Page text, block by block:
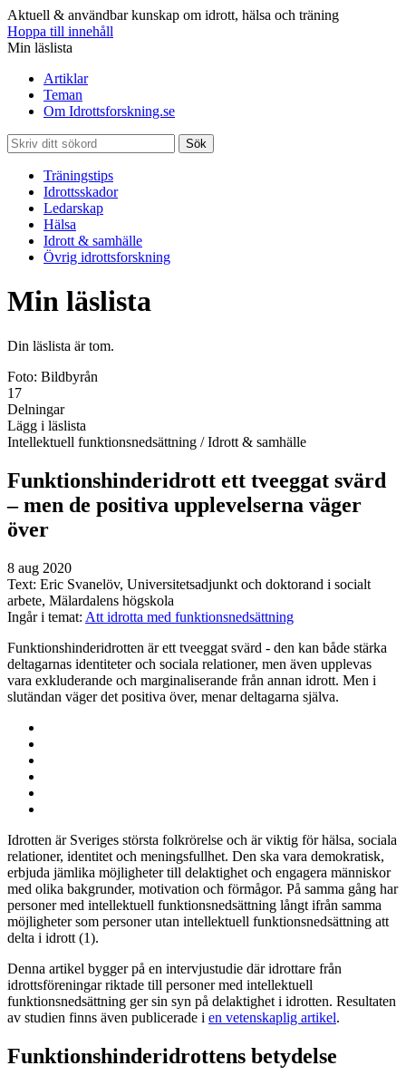
Aktuell & användbar kunskap om idrott, hälsa och träning
Hoppa till innehåll
Min läslista
Artiklar
Teman
Om Idrottsforskning.se
Sök
Träningstips
Idrottsskador
Ledarskap
Hälsa
Idrott & samhälle
Övrig idrottsforskning
Min läslista
Din läslista är tom.
Foto: Bildbyrån
17
Delningar
Lägg i läslista
Intellektuell funktionsnedsättning / Idrott & samhälle
Funktionshinderidrott ett tveeggat svärd
– men de positiva upplevelserna väger
över
8 aug 2020
Text: Eric Svanelöv, Universitetsadjunkt och doktorand i socialt
arbete, Mälardalens högskola
Ingår i temat: Att idrotta med funktionsnedsättning
Funktionshinderidrotten är ett tveeggat svärd - den kan både stärka
deltagarnas identiteter och sociala relationer, men även upplevas
vara exkluderande och marginaliserande från annan idrott. Men i
slutändan väger det positiva över, menar deltagarna själva.
Idrotten är Sveriges största folkrörelse och är viktig för hälsa, sociala
relationer, identitet och meningsfullhet. Den ska vara demokratisk,
erbjuda jämlika möjligheter till delaktighet och engagera människor
med olika bakgrunder, motivation och förmågor. På samma gång har
personer med intellektuell funktionsnedsättning långt ifrån samma
möjligheter som personer utan intellektuell funktionsnedsättning att
delta i idrott (1).
Denna artikel bygger på en intervjustudie där idrottare från
idrottsföreningar riktade till personer med intellektuell
funktionsnedsättning ger sin syn på delaktighet i idrotten. Resultaten
av studien finns även publicerade i en vetenskaplig artikel.
Funktionshinderidrottens betydelse